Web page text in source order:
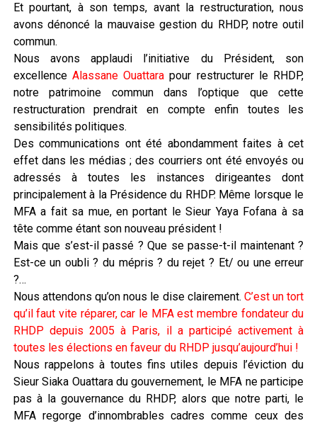
Et pourtant, à son temps, avant la restructuration, nous
avons dénoncé la mauvaise gestion du RHDP, notre outil
commun.
Nous avons applaudi l’initiative du Président, son
excellence Alassane Ouattara pour restructurer le RHDP,
notre patrimoine commun dans l’optique que cette
restructuration prendrait en compte enfin toutes les
sensibilités politiques.
Des communications ont été abondamment faites à cet
effet dans les médias ; des courriers ont été envoyés ou
adressés à toutes les instances dirigeantes dont
principalement à la Présidence du RHDP. Même lorsque le
MFA a fait sa mue, en portant le Sieur Yaya Fofana à sa
tête comme étant son nouveau président !
Mais que s’est-il passé ? Que se passe-t-il maintenant ?
Est-ce un oubli ? du mépris ? du rejet ? Et/ ou une erreur
?…
Nous attendons qu’on nous le dise clairement. C’est un tort
qu’il faut vite réparer, car le MFA est membre fondateur du
RHDP depuis 2005 à Paris, il a participé activement à
toutes les élections en faveur du RHDP jusqu’aujourd’hui !
Nous rappelons à toutes fins utiles depuis l’éviction du
Sieur Siaka Ouattara du gouvernement, le MFA ne participe
pas à la gouvernance du RHDP, alors que notre parti, le
MFA regorge d’innombrables cadres comme ceux des